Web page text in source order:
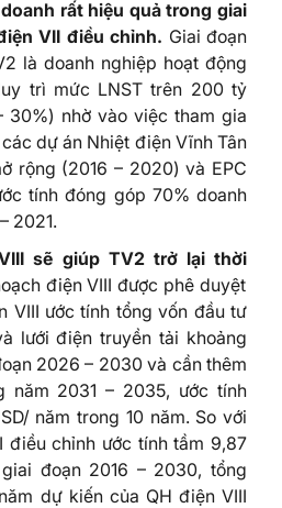
rất hiệu quả trong giai
VII điều chỉnh. Giai đoạn
là doanh nghiệp hoạt động
trì mức LNST trên 200 tỷ
30%) nhờ vào việc tham gia
dự án Nhiệt điện Vĩnh Tân
rộng (2016 – 2020) và EPC
tính đóng góp 70% doanh
2021.
sẽ giúpTV2 trở lại thời
điện VIII được phê duyệt
VIII ước tính tổng vốn đầu tư
lưới điện truyền tải khoảng
2026 – 2030 và cần thêm
năm 2031 – 2035, ước tính
năm trong 10 năm. So với
điều chỉnh ước tính tầm 9,87
đoạn 2016 – 2030, tổng
dự kiến của QH điện VIII